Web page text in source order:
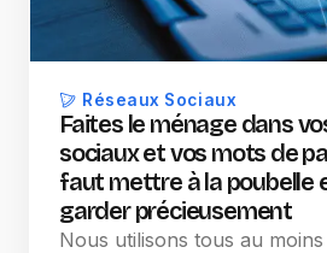
Réseaux Sociaux
Faites le ménage dans
sociaux et vos mots de
faut mettre à la poubelle
garder précieusement
Nous utilisons tous au